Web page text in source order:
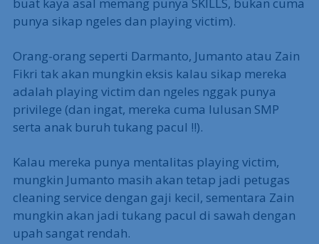
punya sikap ngeles dan playing victim).
Orang-orang seperti Darmanto, Jumanto atau Zain
Fikri tak akan mungkin eksis kalau sikap mereka
adalah playing victim dan ngeles nggak punya
privilege (dan ingat, mereka cuma lulusan SMP
serta anak buruh tukang pacul !!).
Kalau mereka punya mentalitas playing victim,
mungkin Jumanto masih akan tetap jadi petugas
cleaning service dengan gaji kecil, sementara Zain
mungkin akan jadi tukang pacul di sawah dengan
upah sangat rendah.